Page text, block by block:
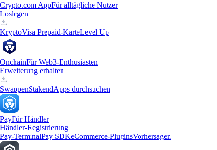
Crypto.com AppFür alltägliche Nutzer
Loslegen
KryptoVisa Prepaid-KarteLevel Up
OnchainFür Web3-Enthusiasten
Erweiterung erhalten
SwappenStakendApps durchsuchen
PayFür Händler
Händler-Registrierung
Pay-TerminalPay SDKeCommerce-PluginsVorhersagen